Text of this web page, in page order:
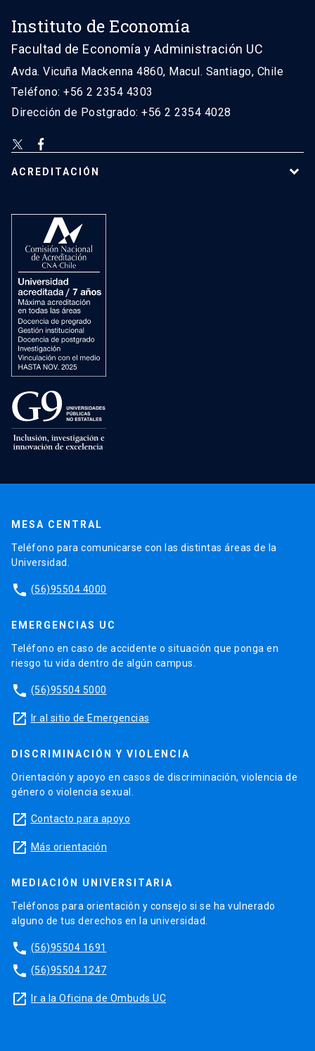
Instituto de Economía
Facultad de Economía y Administración UC
Avda. Vicuña Mackenna 4860, Macul. Santiago, Chile
Teléfono: +56 2 2354 4303
Dirección de Postgrado: +56 2 2354 4028
ACREDITACIÓN
MESA CENTRAL
Teléfono para comunicarse con las distintas áreas de la
Universidad.
phone (56)95504 4000
EMERGENCIAS UC
Teléfono en caso de accidente o situación que ponga en
riesgo tu vida dentro de algún campus.
phone (56)95504 5000
launch Ir al sitio de Emergencias
DISCRIMINACIÓN Y VIOLENCIA
Orientación y apoyo en casos de discriminación, violencia de
género o violencia sexual.
launch Contacto para apoyo
launch Más orientación
MEDIACIÓN UNIVERSITARIA
Teléfonos para orientación y consejo si se ha vulnerado
alguno de tus derechos en la universidad.
phone (56)95504 1691
phone (56)95504 1247
launch Ir a la Oficina de Ombuds UC